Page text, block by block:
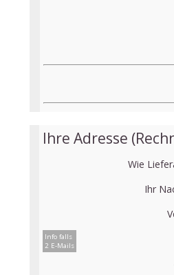
Ihre Adresse
Wie
Ihr
Info falls
2 E-Mails